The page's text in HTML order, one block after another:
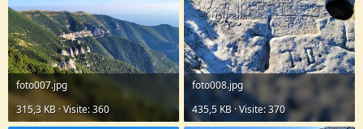
foto007.jpg
315,3 KB · Visite: 360
foto008.jpg
435,5 KB · Visite: 370